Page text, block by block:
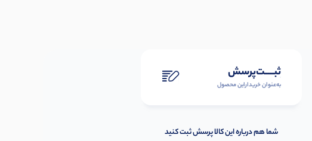
ثبـــــت‌پرسش
به‌عنوان ‌خریدار‌این‌ محصول
شما هم درباره این کالا پرسش ثبت کنید